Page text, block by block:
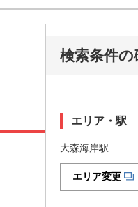
検索条件の
エリア・駅
大森海岸駅
エリア変更